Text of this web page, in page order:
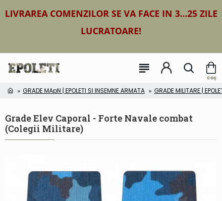
LIVRAREA COMENZILOR SE VA FACE IN 3...25 ZILE
LUCRATOARE!
GRADE MApN | EPOLETI SI INSEMNE ARMATA GRADE MILITARE |
Grade Elev Caporal - Forte Navale combat
(Colegii Militare)